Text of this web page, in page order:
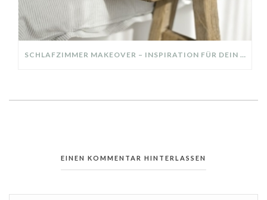
SCHLAFZIMMER MAKEOVER – INSPIRATION FÜR DEIN SCHLAFZIMMER: AUS ALT MACH NEU – HELL, GEMÜTLICH UND EINLADEND
EINEN KOMMENTAR HINTERLASSEN